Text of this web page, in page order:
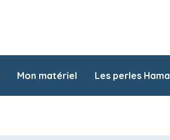
Mon matériel Les perles Hama